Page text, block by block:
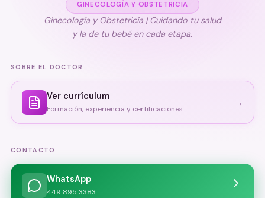
GINECOLOGÍA Y OBSTETRICIA
Ginecología y Obstetricia | Cuidando tu salud
y la de tu bebé en cada etapa.
SOBRE EL DOCTOR
Ver currículum
Formación, experiencia y certificaciones
→
CONTACTO
WhatsApp
449 895 3383